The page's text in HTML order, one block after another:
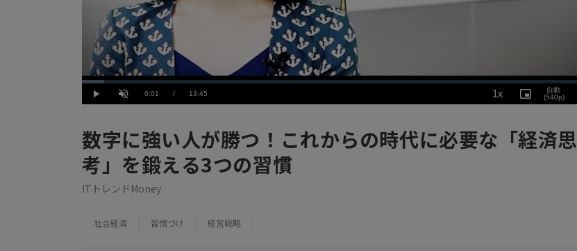
Play UnmuteCurrent
0:01 / Duration
13:45
Loaded:
4.37%
1x
Rate
Picture-
in-
自動
(540p)
数字に強い人が勝つ！これからの時代に必要な「経済思
考」を鍛える3つの習慣
ITトレンドMoney
社会経済 習慣づけ 経営戦略